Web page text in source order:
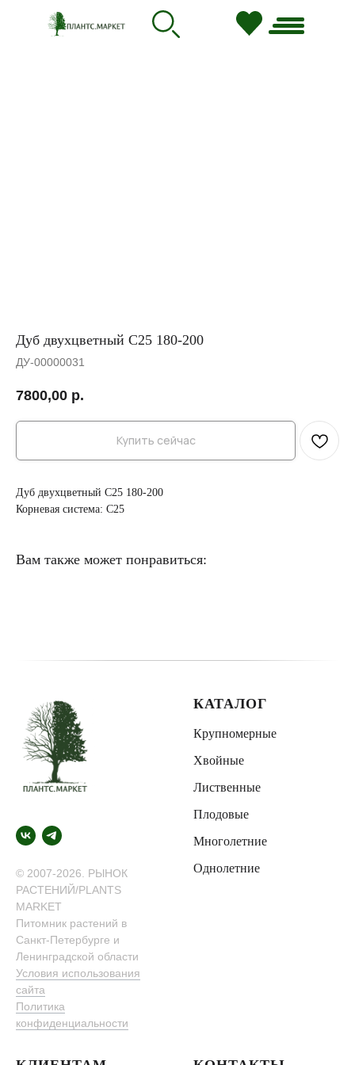
Дуб двухцветный C25 180-200
ДУ-00000031
7800,00 р.
Купить сейчас
Дуб двухцветный C25 180-200
Корневая система: C25
Вам также может понравиться:
© 2007-2026. РЫНОК
РАСТЕНИЙ/PLANTS
MARKET
Питомник растений в
Санкт-Петербурге и
Ленинградской области
Условия использования
сайта
Политика
конфиденциальности
КАТАЛОГ
Крупномерные
Хвойные
Лиственные
Плодовые
Многолетние
Однолетние